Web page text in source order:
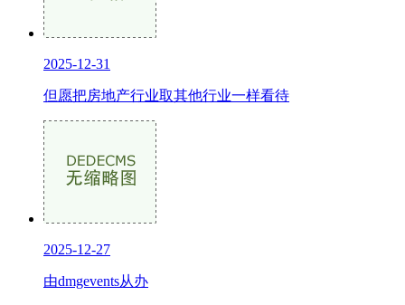
2025-12-31
但愿把房地产行业取其他行业一样看待
2025-12-27
由dmgevents从办